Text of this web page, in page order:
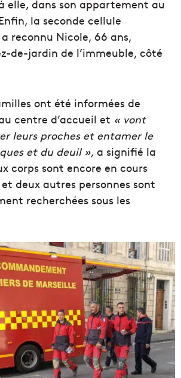
elle, dans son appartement au
la seconde cellule
reconnu Nicole, 66 ans,
de-jardin de l’immeuble, côté
ont été informées de
centre d’accueil et « vont
leurs proches et entamer le
et du deuil », a signifié la
corps sont encore en cours
deux autres personnes sont
recherchées sous les